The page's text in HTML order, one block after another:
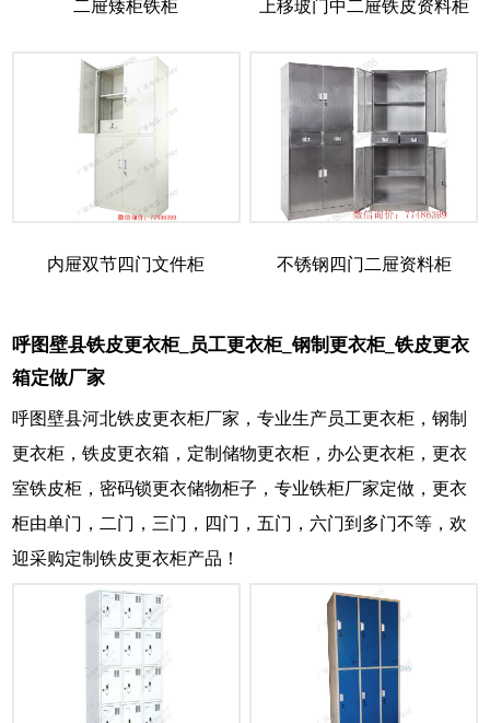
二屉矮柜铁柜 上移玻门中二屉铁皮资料柜
内屉双节四门文件柜 不锈钢四门二屉资料柜
呼图壁县铁皮更衣柜_员工更衣柜_钢制更衣柜_铁皮更衣
箱定做厂家
呼图壁县河北铁皮更衣柜厂家，专业生产员工更衣柜，钢制
更衣柜，铁皮更衣箱，定制储物更衣柜，办公更衣柜，更衣
室铁皮柜，密码锁更衣储物柜子，专业铁柜厂家定做，更衣
柜由单门，二门，三门，四门，五门，六门到多门不等，欢
迎采购定制铁皮更衣柜产品！